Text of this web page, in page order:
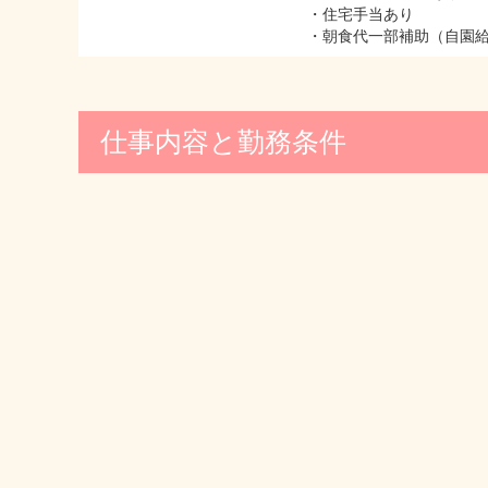
・住宅手当あり
・朝食代一部補助（自園
仕事内容と勤務条件